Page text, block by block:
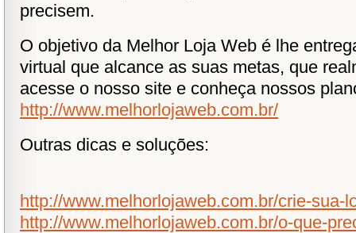
precisem.
O objetivo da Melhor Loja Web é lhe
virtual que alcance as suas metas, que
acesse o nosso site e conheça nossos
http://www.melhorlojaweb.com.br/
Outras dicas e soluções:
http://www.melhorlojaweb.com.br/crie-sua-
http://www.melhorlojaweb.com.br/o-que-